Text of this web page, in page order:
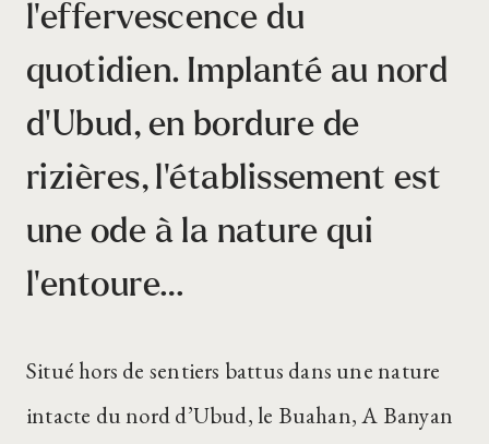
l’effervescence du
quotidien. Implanté au nord
d’Ubud, en bordure de
rizières, l’établissement est
une ode à la nature qui
l’entoure…
Situé hors de sentiers battus dans une nature
intacte du nord d’Ubud, le Buahan, A Banyan